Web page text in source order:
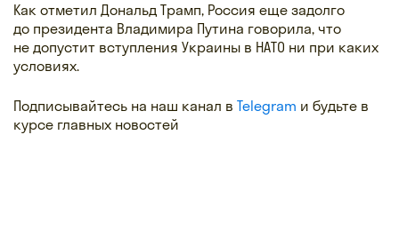
Как отметил Дональд Трамп, Россия еще задолго
до президента Владимира Путина говорила, что
не допустит вступления Украины в НАТО ни при каких
условиях.
Подписывайтесь на наш канал в Telegram и будьте в
курсе главных новостей